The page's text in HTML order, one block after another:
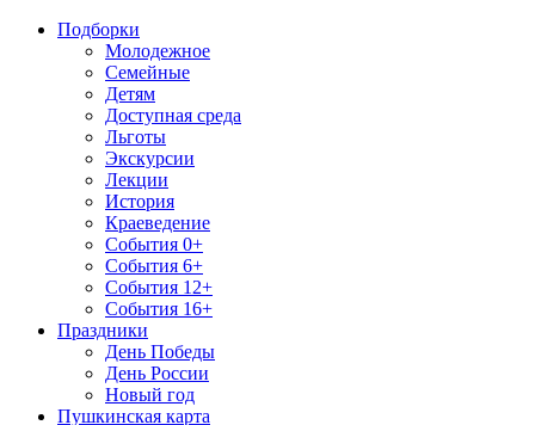
Подборки
Молодежное
Семейные
Детям
Доступная среда
Льготы
Экскурсии
Лекции
История
Краеведение
События 0+
События 6+
События 12+
События 16+
Праздники
День Победы
День России
Новый год
Пушкинская карта